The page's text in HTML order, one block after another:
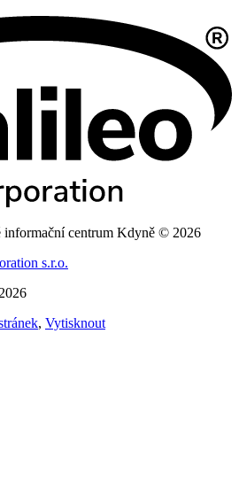
centrum Kdyně © 2026
s.r.o.
, Vytisknout